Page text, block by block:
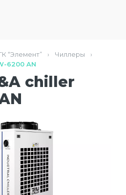
“Элемент” › Чиллеры
›
6200 AN
chiller